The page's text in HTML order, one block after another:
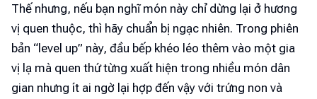
Thế nhưng, nếu bạn nghĩ món này chỉ dừng lại ở hương
vị quen thuộc, thì hãy chuẩn bị ngạc nhiên. Trong phiên
bản “level up” này, đầu bếp khéo léo thêm vào một gia
vị lạ mà quen thứ từng xuất hiện trong nhiều món dân
gian nhưng ít ai ngờ lại hợp đến vậy với trứng non và